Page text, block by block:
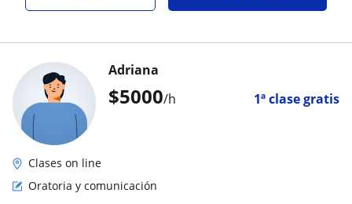
$5000/h 1ª clase gratis
Adriana
Clases on line
Oratoria y comunicación